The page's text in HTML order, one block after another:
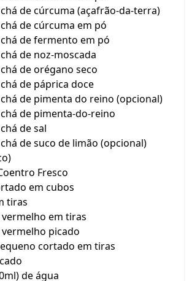
de cúrcuma (açafrão-da-terra)
de cúrcuma em pó
de fermento em pó
de noz-moscada
de orégano seco
de páprica doce
de pimenta do reino (opcional)
de pimenta-do-reino
de sal
de suco de limão (opcional)
Fresco
em cubos
tiras
em tiras
picado
cortado em tiras
de água